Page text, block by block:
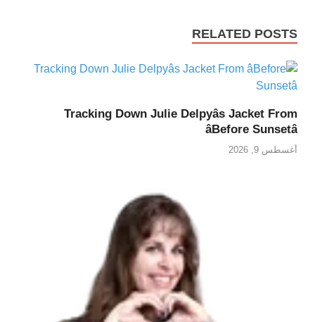
RELATED POSTS
Tracking Down Julie Delpyâs Jacket From
âBefore Sunsetâ
أغسطس 9, 2026